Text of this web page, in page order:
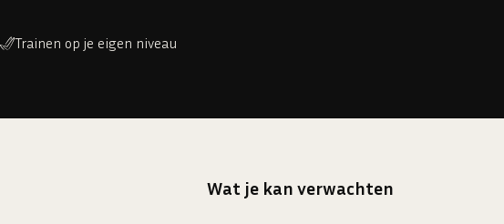
Trainen op je eigen niveau
Wat je kan verwachten